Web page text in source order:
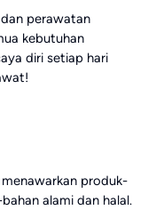
perawatan
kebutuhan
diri setiap hari
produk-
alami dan halal.